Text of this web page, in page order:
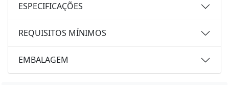
ESPECIFICAÇÕES
REQUISITOS MÍNIMOS
EMBALAGEM